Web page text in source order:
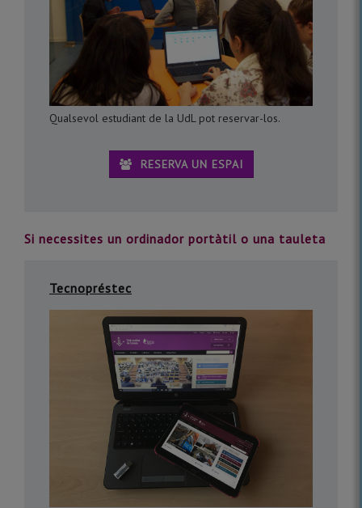
Qualsevol estudiant de la UdL pot reservar-los.
RESERVA UN ESPAI
Si necessites un ordinador portàtil o una tauleta
Tecnopréstec